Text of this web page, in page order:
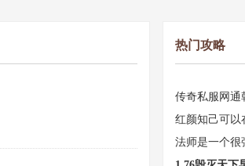
热门攻略
传奇私服网通
红颜知己可以
法师是一个很